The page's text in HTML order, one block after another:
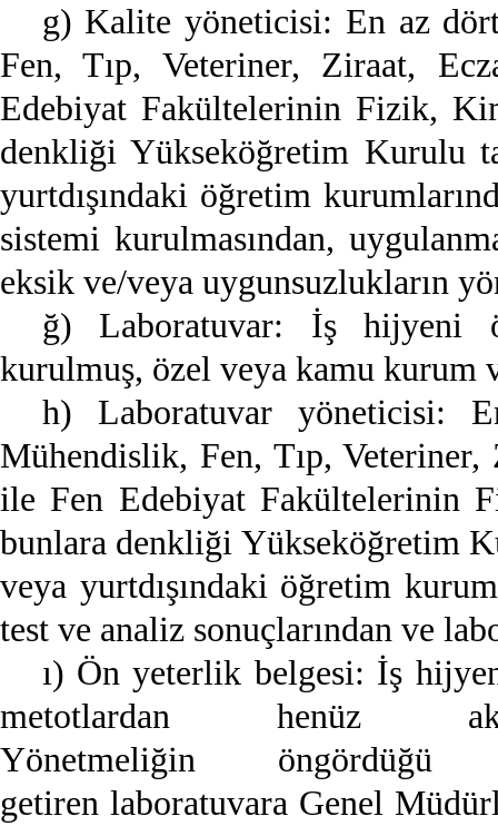
g) Kalite yöneticisi: En az
Fen, Tıp, Veteriner, Ziraat,
Edebiyat Fakültelerinin Fizik,
denkliği Yükseköğretim Kurulu
yurtdışındaki öğretim
sistemi kurulmasından,
eksik ve/veya uygunsuzlukların
ğ) Laboratuvar: İş hijyeni
kurulmuş, özel veya kamu kurum
h) Laboratuvar yöneticisi:
Mühendislik, Fen, Tıp,
ile Fen Edebiyat Fakültelerinin
bunlara denkliği Yükseköğretim
veya yurtdışındaki öğretim
test ve analiz sonuçlarından ve
ı) Ön yeterlik belgesi: İş
metotlardan henüz
Yönetmeliğin
getiren laboratuvara Genel